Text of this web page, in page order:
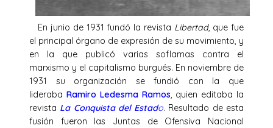
En junio de 1931 fundó la revista Libertad, que fue
el principal órgano de expresión de su movimiento, y
en la que publicó varias soflamas contra el
marxismo y el capitalismo burgués. En noviembre de
1931 su organización se fundió con la que
lideraba Ramiro Ledesma Ramos , quien editaba la
revista La Conquista del Estado. Resultado de esta
fusión fueron las Juntas de Ofensiva Nacional